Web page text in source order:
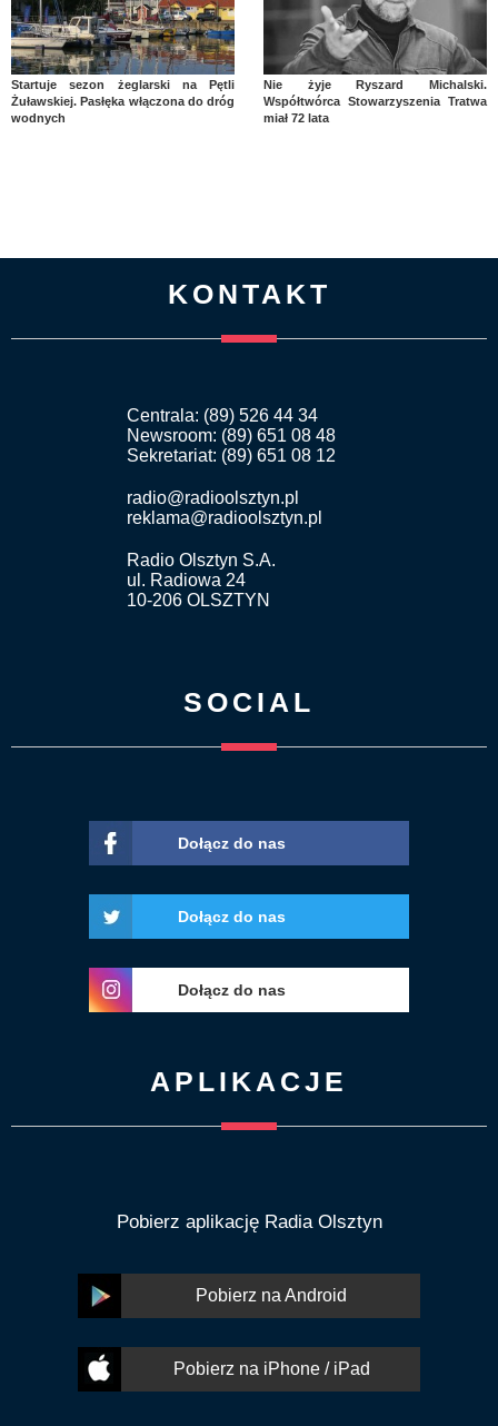
Startuje sezon żeglarski na Pętli
Żuławskiej. Pasłęka włączona do dróg
wodnych
Nie żyje Ryszard Michalski.
Współtwórca Stowarzyszenia Tratwa
miał 72 lata
KONTAKT
Centrala: (89) 526 44 34
Newsroom: (89) 651 08 48
Sekretariat: (89) 651 08 12
radio@radioolsztyn.pl
reklama@radioolsztyn.pl
Radio Olsztyn S.A.
ul. Radiowa 24
10-206 OLSZTYN
SOCIAL
Dołącz do nas
Dołącz do nas
Dołącz do nas
APLIKACJE
Pobierz aplikację Radia Olsztyn
Pobierz na Android
Pobierz na iPhone / iPad